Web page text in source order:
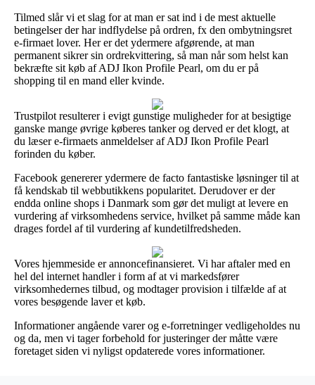
Tilmed slår vi et slag for at man er sat ind i de mest aktuelle
betingelser der har indflydelse på ordren, fx den ombytningsret
e-firmaet lover. Her er det ydermere afgørende, at man
permanent sikrer sin ordrekvittering, så man når som helst kan
bekræfte sit køb af ADJ Ikon Profile Pearl, om du er på
shopping til en mand eller kvinde.
Trustpilot resulterer i evigt gunstige muligheder for at besigtige
ganske mange øvrige køberes tanker og derved er det klogt, at
du læser e-firmaets anmeldelser af ADJ Ikon Profile Pearl
forinden du køber.
Facebook genererer ydermere de facto fantastiske løsninger til at
få kendskab til webbutikkens popularitet. Derudover er der
endda online shops i Danmark som gør det muligt at levere en
vurdering af virksomhedens service, hvilket på samme måde kan
drages fordel af til vurdering af kundetilfredsheden.
Vores hjemmeside er annoncefinansieret. Vi har aftaler med en
hel del internet handler i form af at vi markedsfører
virksomhedernes tilbud, og modtager provision i tilfælde af at
vores besøgende laver et køb.
Informationer angående varer og e-forretninger vedligeholdes nu
og da, men vi tager forbehold for justeringer der måtte være
foretaget siden vi nyligst opdaterede vores informationer.